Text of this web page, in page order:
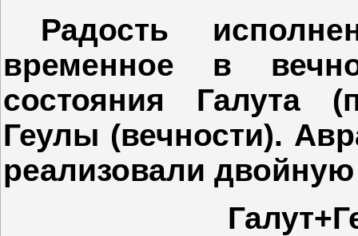
Радость
временное в
состояния Галута
Геулы (вечности).
реализовали